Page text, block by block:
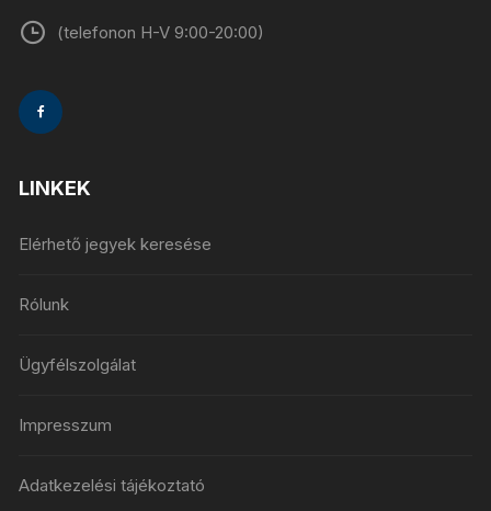
(telefonon H-V 9:00-20:00)
LINKEK
Elérhető jegyek keresése
Rólunk
Ügyfélszolgálat
Impresszum
Adatkezelési tájékoztató